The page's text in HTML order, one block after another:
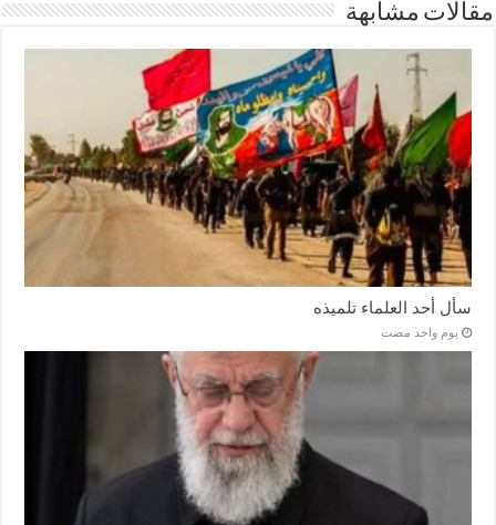
مقالات مشابهة
سأل أحد العلماء تلميذه
‏يوم واحد مضت